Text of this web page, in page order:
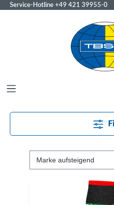
Service-Hotline +49 421 39955-0